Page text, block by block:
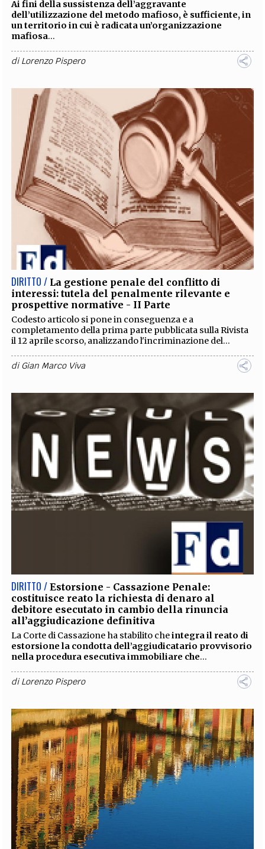
Ai fini della sussistenza dell’aggravante
dell’utilizzazione del metodo mafioso, è sufficiente, in
un territorio in cui è radicata un’organizzazione
mafiosa...
diLorenzo Pispero
DIRITTO / La gestione penale del conflitto di
interessi: tutela del penalmente rilevante e
prospettive normative - II Parte
Codesto articolo si pone in conseguenza e a
completamento della prima parte pubblicata sulla Rivista
il 12 aprile scorso, analizzando l'incriminazione del...
diGian Marco Viva
DIRITTO / Estorsione - Cassazione Penale:
costituisce reato la richiesta di denaro al
debitore esecutato in cambio della rinuncia
all’aggiudicazione definitiva
La Corte di Cassazione ha stabilito cheintegra il reato di
estorsione la condotta dell’aggiudicatario provvisorio
nella procedura esecutiva immobiliare che...
diLorenzo Pispero